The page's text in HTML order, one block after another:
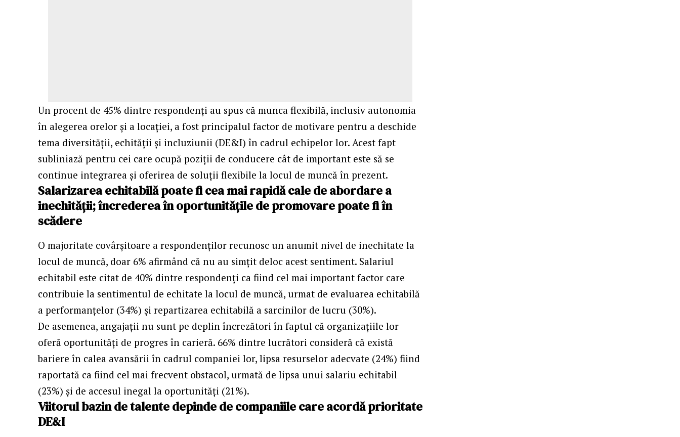
Un procent de 45% dintre respondenți au spus că munca flexibilă, inclusiv autonomia
în alegerea orelor și a locației, a fost principalul factor de motivare pentru a deschide
tema diversității, echității și incluziunii (DE&I) în cadrul echipelor lor. Acest fapt
subliniază pentru cei care ocupă poziții de conducere cât de important este să se
continue integrarea și oferirea de soluții flexibile la locul de muncă în prezent.
Salarizarea echitabilă poate fi cea mai rapidă cale de abordare a
inechității; încrederea în oportunităţile de promovare poate fi în
scădere
O majoritate covârșitoare a respondenților recunosc un anumit nivel de inechitate la
locul de muncă, doar 6% afirmând că nu au simțit deloc acest sentiment. Salariul
echitabil este citat de 40% dintre respondenți ca fiind cel mai important factor care
contribuie la sentimentul de echitate la locul de muncă, urmat de evaluarea echitabilă
a performanțelor (34%) și repartizarea echitabilă a sarcinilor de lucru (30%).
De asemenea, angajaţii nu sunt pe deplin încrezători în faptul că organizaţiile lor
oferă oportunități de progres în carieră. 66% dintre lucrători consideră că există
bariere în calea avansării în cadrul companiei lor, lipsa resurselor adecvate (24%) fiind
raportată ca fiind cel mai frecvent obstacol, urmată de lipsa unui salariu echitabil
(23%) și de accesul inegal la oportunități (21%).
Viitorul bazin de talente depinde de companiile care acordă prioritate
DE&I